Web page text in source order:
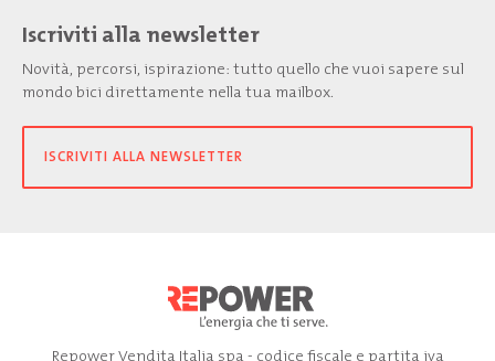
Iscriviti alla newsletter
Novità, percorsi, ispirazione: tutto quello che vuoi sapere sul
mondo bici direttamente nella tua mailbox.
ISCRIVITI ALLA NEWSLETTER
Repower Vendita Italia spa - codice fiscale e partita iva